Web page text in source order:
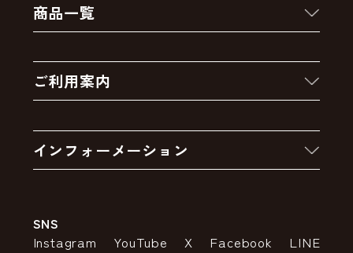
商品一覧
クーポン
卸販売・大量注文
アウトレットセール
ご利用案内
お支払いについて
インフォーメーション
特定商取引法の表示
SNS
Instagram YouTube X Facebook LINE